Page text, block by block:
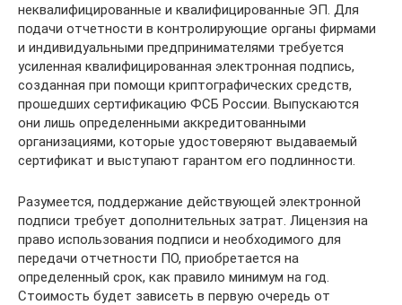
неквалифицированные и квалифицированные ЭП. Для
подачи отчетности в контролирующие органы фирмами
и индивидуальными предпринимателями требуется
усиленная квалифицированная электронная подпись,
созданная при помощи криптографических средств,
прошедших сертификацию ФСБ России. Выпускаются
они лишь определенными аккредитованными
организациями, которые удостоверяют выдаваемый
сертификат и выступают гарантом его подлинности.
Разумеется, поддержание действующей электронной
подписи требует дополнительных затрат. Лицензия на
право использования подписи и необходимого для
передачи отчетности ПО, приобретается на
определенный срок, как правило минимум на год.
Стоимость будет зависеть в первую очередь от